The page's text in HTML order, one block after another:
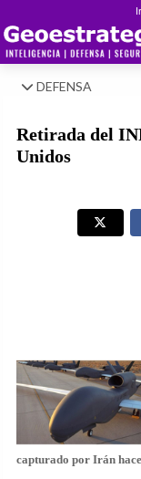
DEFENSA
Retirada del
Unidos
capturado por Irán